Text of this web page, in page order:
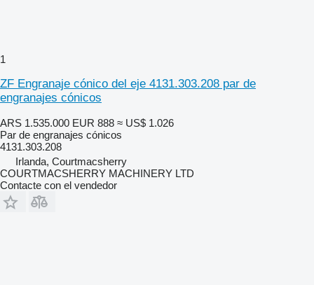
1
ZF Engranaje cónico del eje 4131.303.208 par de
engranajes cónicos
ARS 1.535.000 EUR 888 ≈ US$ 1.026
Par de engranajes cónicos
4131.303.208
Irlanda, Courtmacsherry
COURTMACSHERRY MACHINERY LTD
Contacte con el vendedor